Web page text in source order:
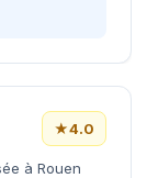
et
★4.0
à Rouen